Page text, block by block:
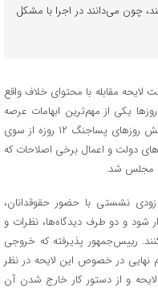
چون می‌دانند در اجرا با مشکل
لایحه مقابله با محتوای خلاف واقع
یکی از مهم‌ترین ابهامات عرصه
سیاست داخلی کشور است. لایحه‌ای که در کشاکش روز‌های پساجنگ ۱۲ روزه از سوی
دولت و اعمال برخی اصلاحات که
مجلس شد.
نشستی با حضور حقوقدانان،
شود و دو طرف دیدگاه‌ها، نظرات و
رییس‌جمهور پذیرفته که خروجی
در خصوص این لایحه در نظر
و از دستور کار خارج شدن آن